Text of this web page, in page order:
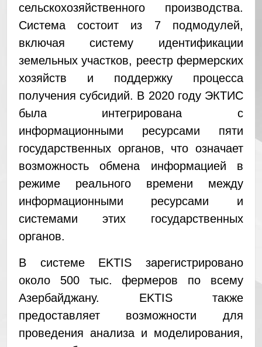
сельскохозяйственного производства.
Система состоит из 7 подмодулей,
включая систему идентификации
земельных участков, реестр фермерских
хозяйств и поддержку процесса
получения субсидий. В 2020 году ЭКТИС
была интегрирована с
информационными ресурсами пяти
государственных органов, что означает
возможность обмена информацией в
режиме реального времени между
информационными ресурсами и
системами этих государственных
органов.
В системе EKTIS зарегистрировано
около 500 тыс. фермеров по всему
Азербайджану. EKTIS также
предоставляет возможности для
проведения анализа и моделирования,